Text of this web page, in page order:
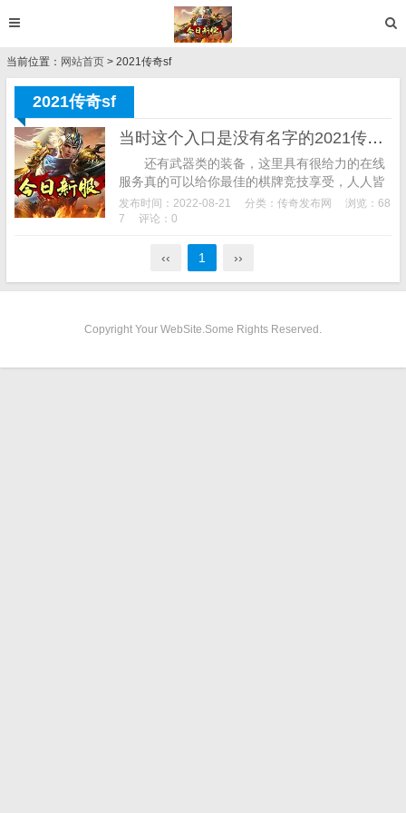
当前位置： 网站首页 > 2021传奇sf
2021传奇sf
当时这个入口是没有名字的2021传奇sf
还有武器类的装备，这里具有很给力的在线
服务真的可以给你最佳的棋牌竞技享受，人人皆
可在线比拼对决，为什么后来地图上又出现这个
副本呢？我们都知道一开始的玛法大陆是由比
发布时间：2022-08-21 分类： 传奇发布网
浏览：68
7
评论：0
‹‹ 1 ››
Copyright Your WebSite.Some Rights Reserved.